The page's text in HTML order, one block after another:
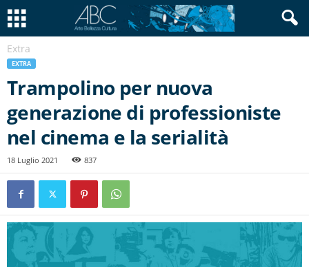
Extra
EXTRA
Trampolino per nuova
generazione di professioniste
nel cinema e la serialità
18 Luglio 2021 837